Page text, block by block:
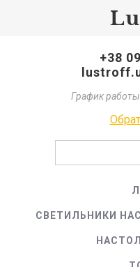
+38
График
СВЕТИЛЬНИКИ